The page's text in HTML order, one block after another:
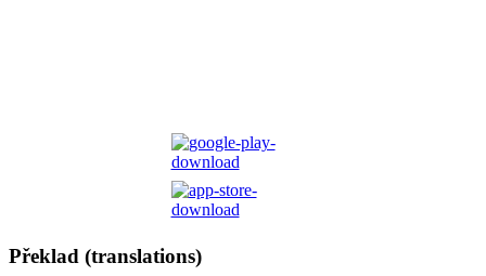
Překlad (translations)